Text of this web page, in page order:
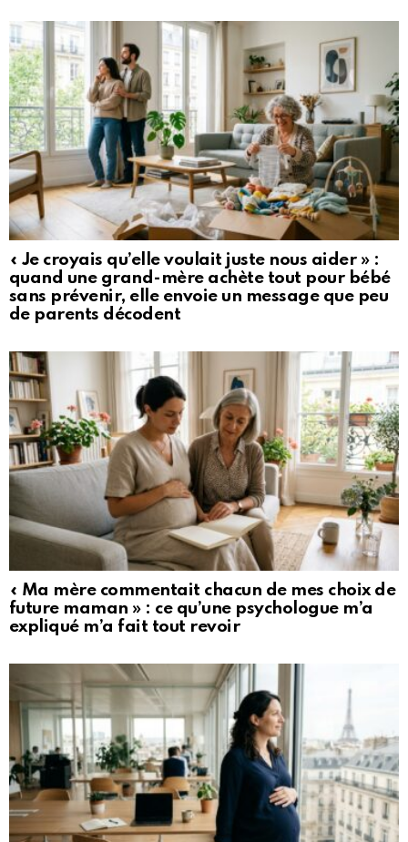
« Je croyais qu’elle voulait juste nous aider » :
quand une grand-mère achète tout pour bébé
sans prévenir, elle envoie un message que peu
de parents décodent
« Ma mère commentait chacun de mes choix de
future maman » : ce qu’une psychologue m’a
expliqué m’a fait tout revoir